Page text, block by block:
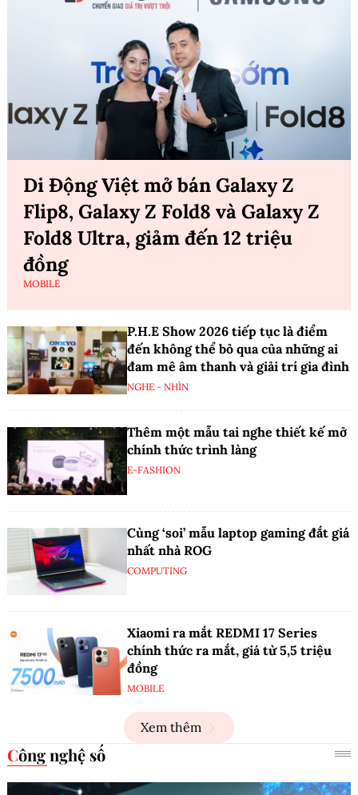
Di Động Việt mở bán Galaxy Z
Flip8, Galaxy Z Fold8 và Galaxy Z
Fold8 Ultra, giảm đến 12 triệu
đồng
MOBILE
P.H.E Show 2026 tiếp tục là điểm
đến không thể bỏ qua của những ai
đam mê âm thanh và giải trí gia đình
NGHE - NHÌN
Thêm một mẫu tai nghe thiết kế mở
chính thức trình làng
E-FASHION
Cùng ‘soi’ mẫu laptop gaming đắt giá
nhất nhà ROG
COMPUTING
Xiaomi ra mắt REDMI 17 Series
chính thức ra mắt, giá từ 5,5 triệu
đồng
MOBILE
Xem thêm
Công nghệ số